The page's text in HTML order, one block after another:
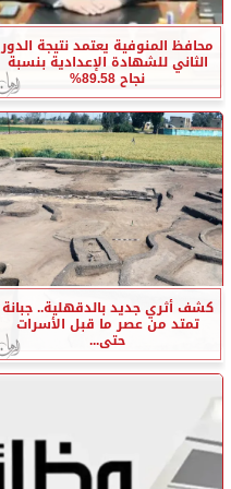
محافظ المنوفية يعتمد نتيجة الدور
الثاني للشهادة الإعدادية بنسبة
نجاح 89.58%
كشف أثري جديد بالدقهلية.. جبانة
تمتد من عصر ما قبل الأسرات
حتى...